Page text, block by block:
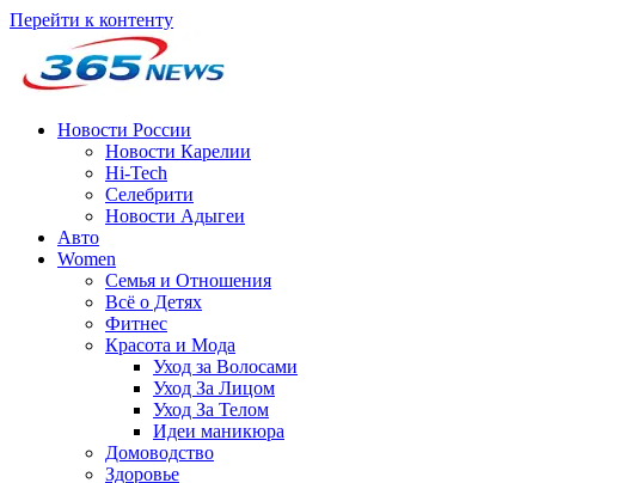
Перейти к контенту
Новости России
Новости Карелии
Hi-Tech
Селебрити
Новости Адыгеи
Авто
Women
Семья и Отношения
Всё о Детях
Фитнес
Красота и Мода
Уход за Волосами
Уход За Лицом
Уход За Телом
Идеи маникюра
Домоводство
Здоровье